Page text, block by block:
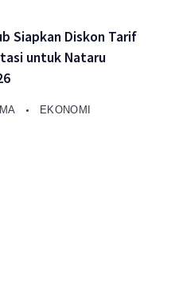
Siapkan Diskon Tarif
untuk Nataru
EKONOMI